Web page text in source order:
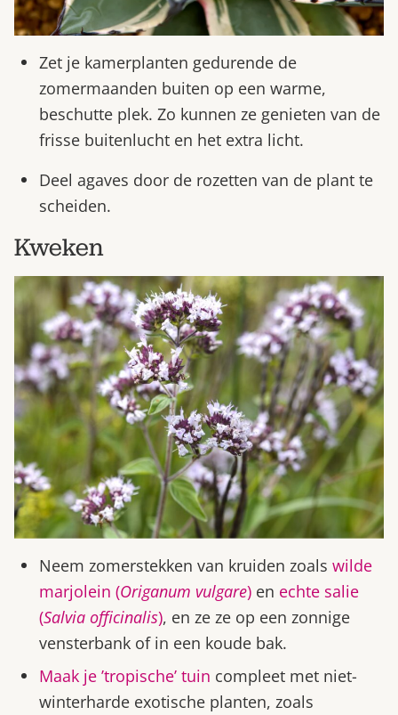
Zet je kamerplanten gedurende de
zomermaanden buiten op een warme,
beschutte plek. Zo kunnen ze genieten van de
frisse buitenlucht en het extra licht.
Deel agaves door de rozetten van de plant te
scheiden.
Kweken
Neem zomerstekken van kruiden zoals wilde
marjolein (Origanum vulgare) en echte salie
(Salvia officinalis), en ze ze op een zonnige
vensterbank of in een koude bak.
Maak je ’tropische’ tuin compleet met niet-
winterharde exotische planten, zoals